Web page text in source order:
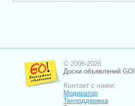
© 2006-2026
Доски объявлений GO!
Контакт с нами:
Модератор
Техподдержка